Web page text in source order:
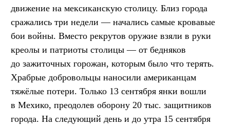
движение на мексиканскую столицу. Близ города
сражались три недели — начались самые кровавые
бои войны. Вместо рекрутов оружие взяли в руки
креолы и патриоты столицы — от бедняков
до зажиточных горожан, которым было что терять.
Храбрые добровольцы наносили американцам
тяжёлые потери. Только 13 сентября янки вошли
в Мехико, преодолев оборону 20 тыс. защитников
города. На следующий день и до утра 15 сентября